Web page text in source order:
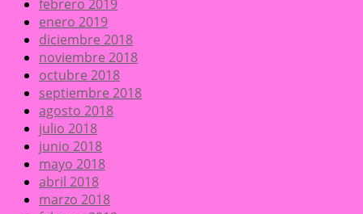
febrero 2019
enero 2019
diciembre 2018
noviembre 2018
octubre 2018
septiembre 2018
agosto 2018
julio 2018
junio 2018
mayo 2018
abril 2018
marzo 2018